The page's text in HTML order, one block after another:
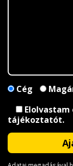
Cég
Elolvastam
tájékoztatót.